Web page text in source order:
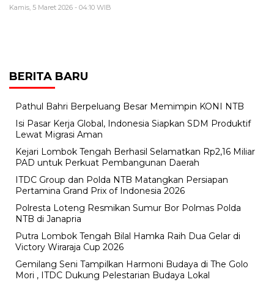
Kamis, 5 Maret 2026 - 04:10 WIB
BERITA BARU
Pathul Bahri Berpeluang Besar Memimpin KONI NTB
​Isi Pasar Kerja Global, Indonesia Siapkan SDM Produktif
Lewat Migrasi Aman
Kejari Lombok Tengah Berhasil Selamatkan Rp2,16 Miliar
PAD untuk Perkuat Pembangunan Daerah
ITDC Group dan Polda NTB Matangkan Persiapan
Pertamina Grand Prix of Indonesia 2026
Polresta Loteng Resmikan Sumur Bor Polmas Polda
NTB di Janapria
Putra Lombok Tengah Bilal Hamka Raih Dua Gelar di
Victory Wiraraja Cup 2026
Gemilang Seni Tampilkan Harmoni Budaya di The Golo
Mori , ITDC Dukung Pelestarian Budaya Lokal